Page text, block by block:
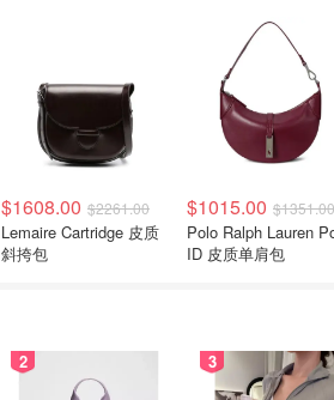
$1608.00 $2261.00
Lemaire Cartridge 皮质
斜挎包
$1015.00 $1351.00
Polo Ralph Lauren
ID 皮质单肩包
2 3